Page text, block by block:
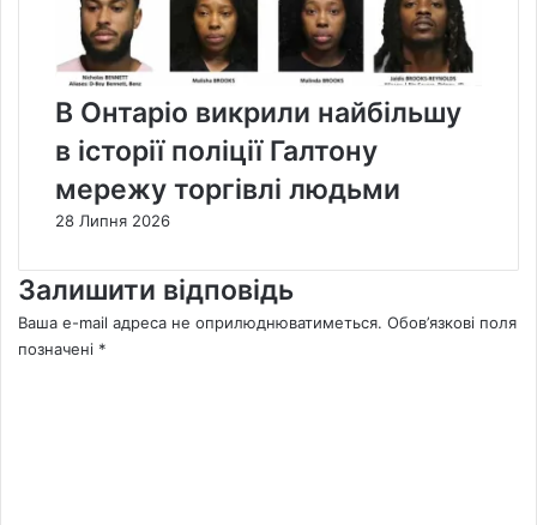
В Онтаріо викрили найбільшу
в історії поліції Галтону
мережу торгівлі людьми
28 Липня 2026
Залишити відповідь
Ваша e-mail адреса не оприлюднюватиметься. Обов’язкові поля
позначені *